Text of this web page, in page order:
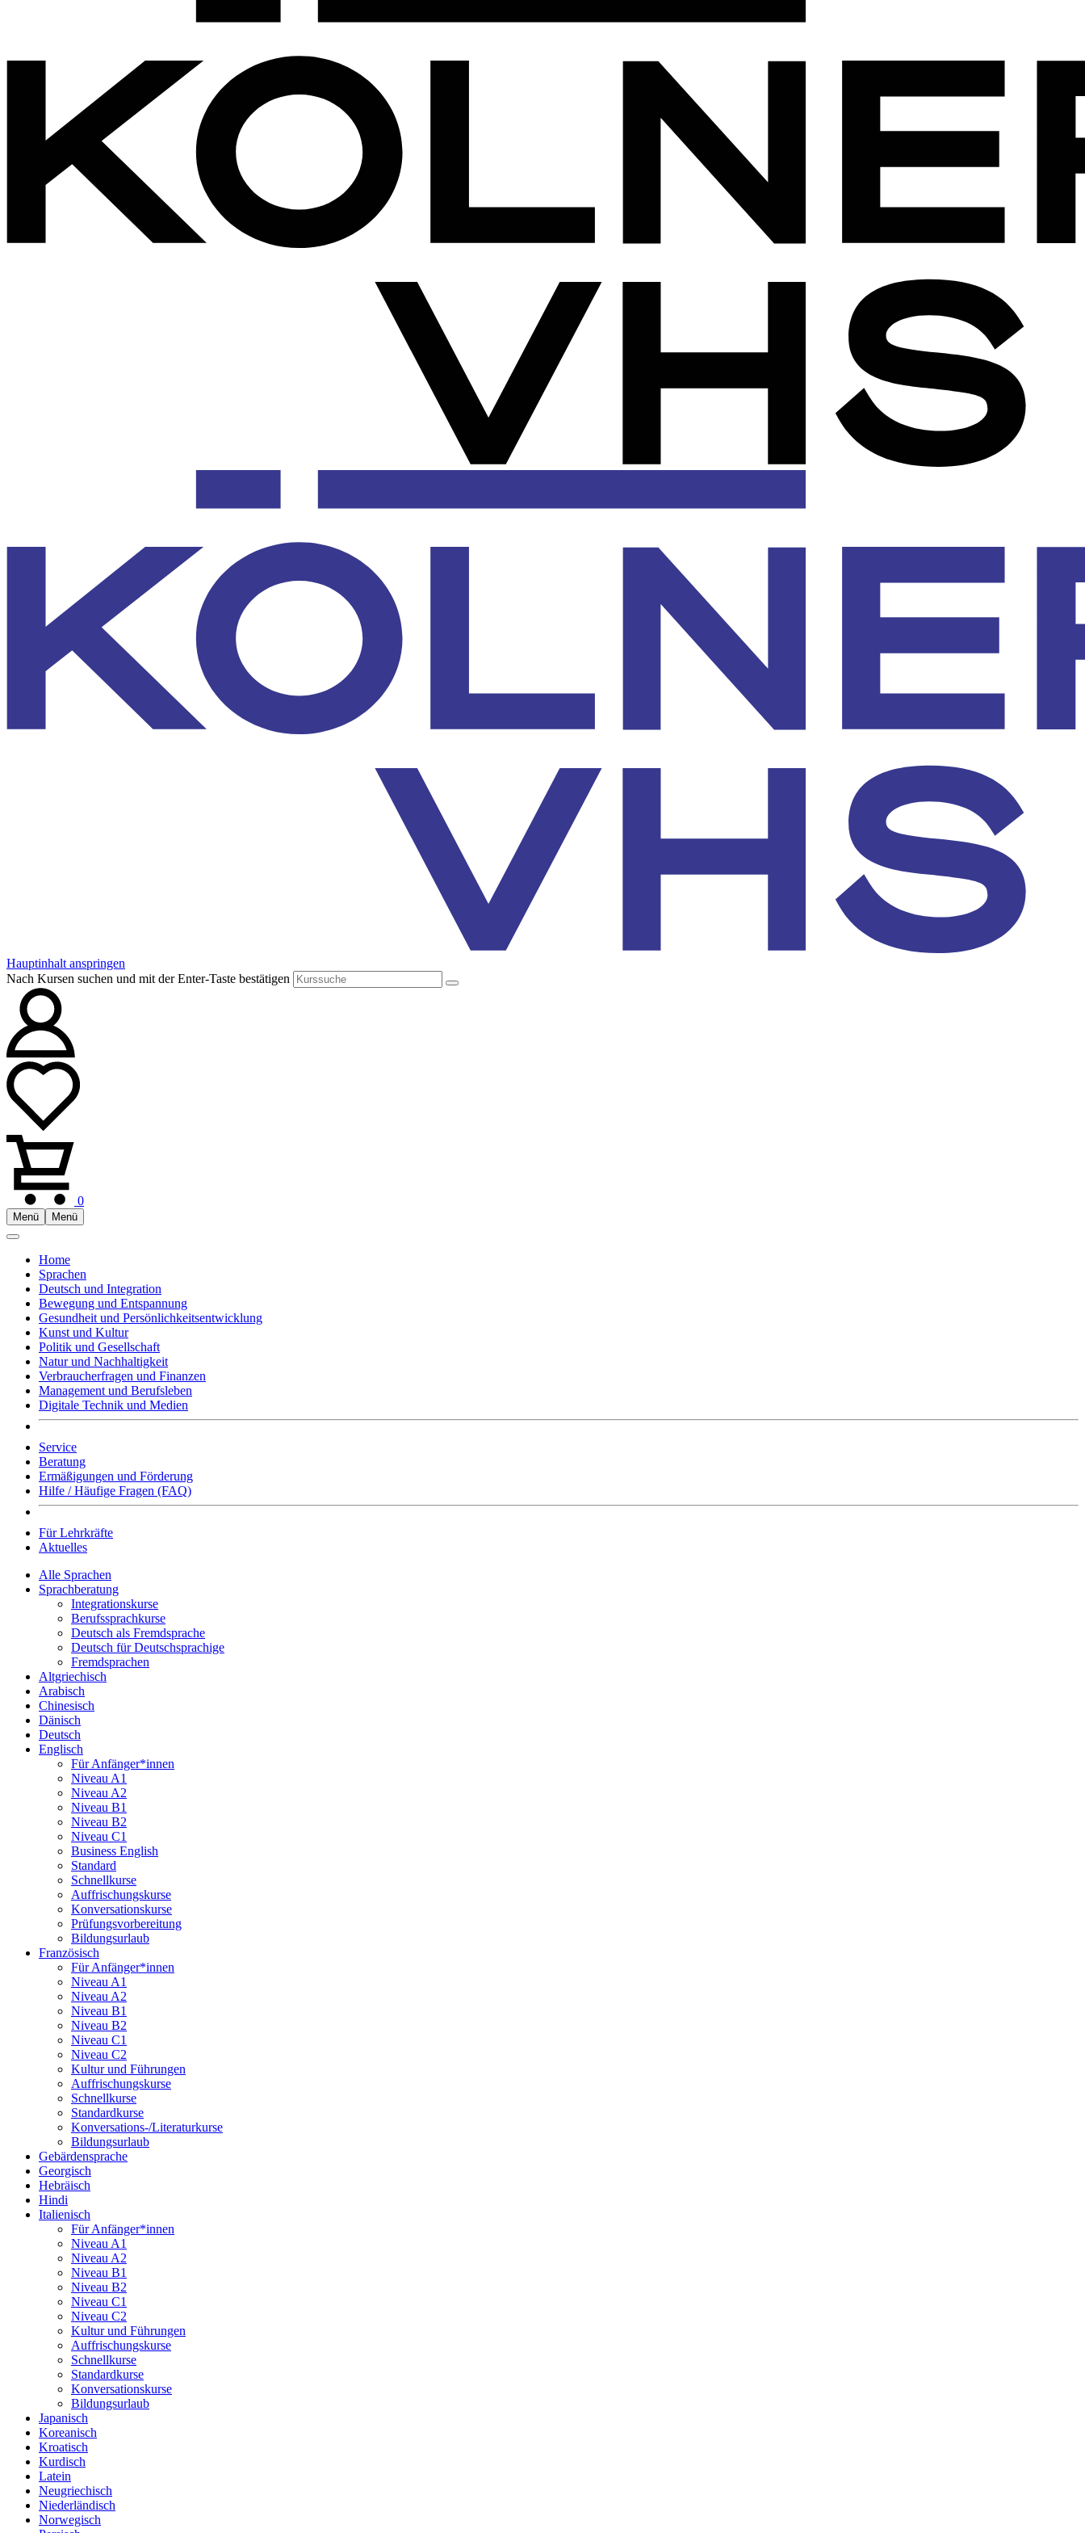
Hauptinhalt anspringen
Nach Kursen suchen und mit der Enter-Taste bestätigen
0
Menü Menü
Home
Sprachen
Deutsch und Integration
Bewegung und Entspannung
Gesundheit und Persönlichkeitsentwicklung
Kunst und Kultur
Politik und Gesellschaft
Natur und Nachhaltigkeit
Verbraucherfragen und Finanzen
Management und Berufsleben
Digitale Technik und Medien
Service
Beratung
Ermäßigungen und Förderung
Hilfe / Häufige Fragen (FAQ)
Für Lehrkräfte
Aktuelles
Alle Sprachen
Sprachberatung
Integrationskurse
Berufssprachkurse
Deutsch als Fremdsprache
Deutsch für Deutschsprachige
Fremdsprachen
Altgriechisch
Arabisch
Chinesisch
Dänisch
Deutsch
Englisch
Für Anfänger*innen
Niveau A1
Niveau A2
Niveau B1
Niveau B2
Niveau C1
Business English
Standard
Schnellkurse
Auffrischungskurse
Konversationskurse
Prüfungsvorbereitung
Bildungsurlaub
Französisch
Für Anfänger*innen
Niveau A1
Niveau A2
Niveau B1
Niveau B2
Niveau C1
Niveau C2
Kultur und Führungen
Auffrischungskurse
Schnellkurse
Standardkurse
Konversations-/Literaturkurse
Bildungsurlaub
Gebärdensprache
Georgisch
Hebräisch
Hindi
Italienisch
Für Anfänger*innen
Niveau A1
Niveau A2
Niveau B1
Niveau B2
Niveau C1
Niveau C2
Kultur und Führungen
Auffrischungskurse
Schnellkurse
Standardkurse
Konversationskurse
Bildungsurlaub
Japanisch
Koreanisch
Kroatisch
Kurdisch
Latein
Neugriechisch
Niederländisch
Norwegisch